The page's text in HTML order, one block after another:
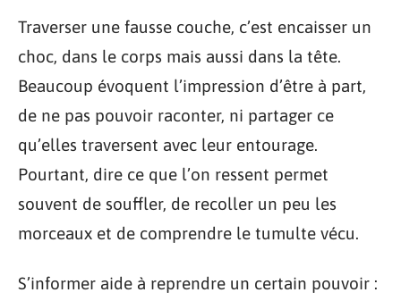
Traverser une fausse couche, c’est encaisser un
choc, dans le corps mais aussi dans la tête.
Beaucoup évoquent l’impression d’être à part,
de ne pas pouvoir raconter, ni partager ce
qu’elles traversent avec leur entourage.
Pourtant, dire ce que l’on ressent permet
souvent de souffler, de recoller un peu les
morceaux et de comprendre le tumulte vécu.
S’informer aide à reprendre un certain pouvoir :